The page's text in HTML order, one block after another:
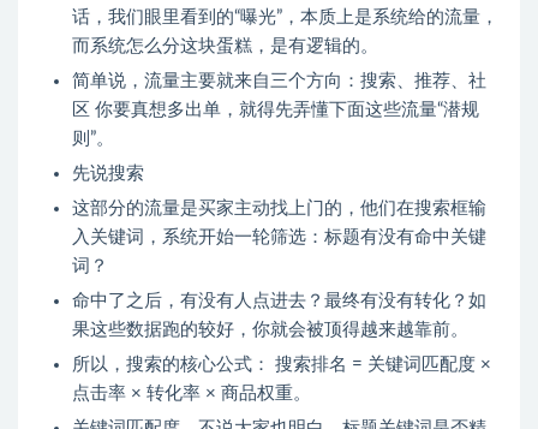
话，我们眼里看到的“曝光”，本质上是系统给的流量，
而系统怎么分这块蛋糕，是有逻辑的。
简单说，流量主要就来自三个方向：搜索、推荐、社
区 你要真想多出单，就得先弄懂下面这些流量“潜规
则”。
先说搜索
这部分的流量是买家主动找上门的，他们在搜索框输
入关键词，系统开始一轮筛选：标题有没有命中关键
词？
命中了之后，有没有人点进去？最终有没有转化？如
果这些数据跑的较好，你就会被顶得越来越靠前。
所以，搜索的核心公式： 搜索排名 = 关键词匹配度 ×
点击率 × 转化率 × 商品权重。